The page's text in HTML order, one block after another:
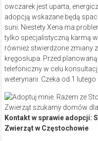
owczarek jest uparta,
adopcją wskazane będą
suni. Niestety Xena ma
tylko specjalistyczną karmą
również stwierdzone zmiany
kręgosłupa. Przed
telefoniczny w celu
weterynarii. Czeka od 1 lutego
Kontakt w sprawie adopcji:
Zwierząt w Częstochowie